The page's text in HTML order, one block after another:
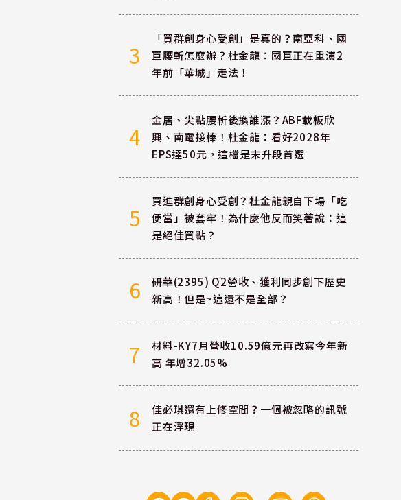
3
「買群創身心受創」是真的？南亞科、國
巨腰斬怎麼辦？杜金龍：國巨正在重演2
年前「華城」走法！
4
金居、尖點腰斬後換誰漲？ABF載板欣
興、南電接棒！杜金龍：看好2028年
EPS達50元，這檔是末升段首選
5
買進群創身心受創？杜金龍親自下場「吃
便當」被套牢！為什麼他反而笑著說：這
是絕佳買點？
6
研華(2395) Q2營收、獲利同步創下歷史
新高！但是~這還不是全部？
7
材料-KY7月營收10.59億元再改寫今年新
高 年增32.05%
8
佳必琪還有上修空間？一個被忽略的訊號
正在浮現